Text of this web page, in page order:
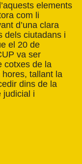
elements
com li
d’una clara
dels ciutadans i
el 20 de
va ser
cotxes de la
tallant la
dins de la
judicial i